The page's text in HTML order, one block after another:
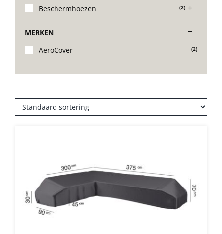
Banken
Beschermhoezen
(2)
MERKEN
AeroCover
(2)